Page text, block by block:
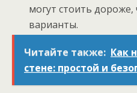
могут стоить дороже,
варианты.
Читайте также: Как
стене: простой и